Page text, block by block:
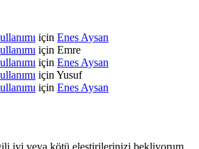
için Enes Aysan
için Emre
için Enes Aysan
için Yusuf
için Enes Aysan